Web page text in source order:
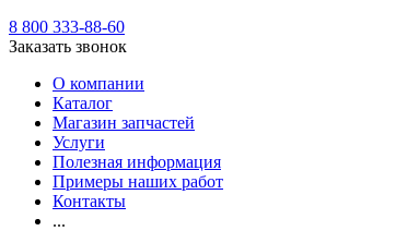
8 800 333-88-60
Заказать звонок
О компании
Каталог
Магазин запчастей
Услуги
Полезная информация
Примеры наших работ
Контакты
...